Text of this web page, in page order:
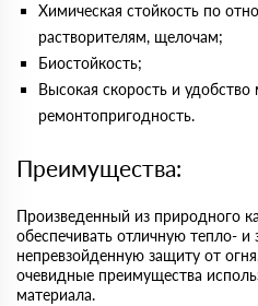
Химическая стойкость по
растворителям, щелочам;
Биостойкость;
Высокая скорость и
ремонтопригодность.
Преимущества:
Произведенный из природного
обеспечивать отличную тепло-
непревзойденную защиту от
очевидные преимущества
материала.